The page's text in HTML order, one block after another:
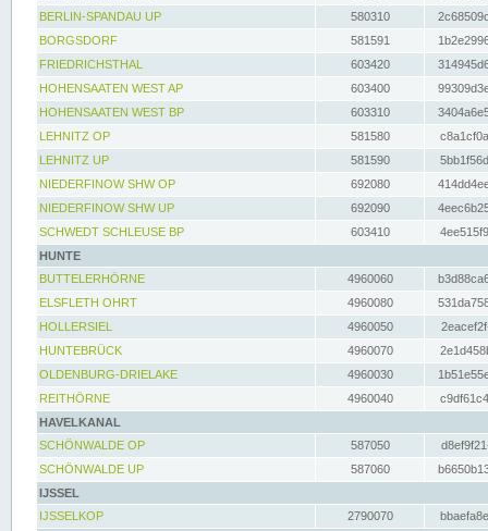
BERLIN-SPANDAU UP
580310
BORGSDORF
581591
FRIEDRICHSTHAL
603420
HOHENSAATEN WEST AP
603400
HOHENSAATEN WEST BP
603310
LEHNITZ OP
581580
LEHNITZ UP
581590
NIEDERFINOW SHW OP
692080
NIEDERFINOW SHW UP
692090
SCHWEDT SCHLEUSE BP
603410
HUNTE
BUTTELERHÖRNE
4960060
ELSFLETH OHRT
4960080
HOLLERSIEL
4960050
HUNTEBRÜCK
4960070
OLDENBURG-DRIELAKE
4960030
REITHÖRNE
4960040
HAVELKANAL
SCHÖNWALDE OP
587050
SCHÖNWALDE UP
587060
IJSSEL
IJSSELKOP
2790070